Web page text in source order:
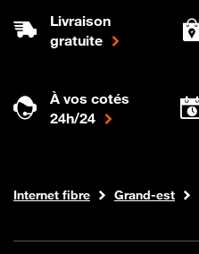
Livraison
gratuite
À vos cotés
24h/24
Boutique Orange
Internet fibre Grand-est